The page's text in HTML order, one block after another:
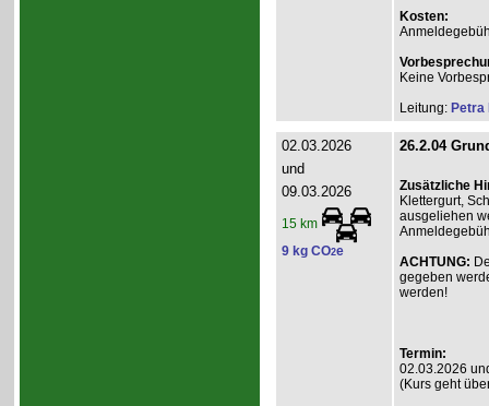
Kosten:
Keine
Leitung: Petra
02.03.2026
und
09.03.2026
15 km
9 kg CO2e
26.2.04
Zusätzliche
Klettergurt,
ausgeliehen
ACHTUNG:
gegeben
werden!
Termin:
02.03.2026
(Kurs geht